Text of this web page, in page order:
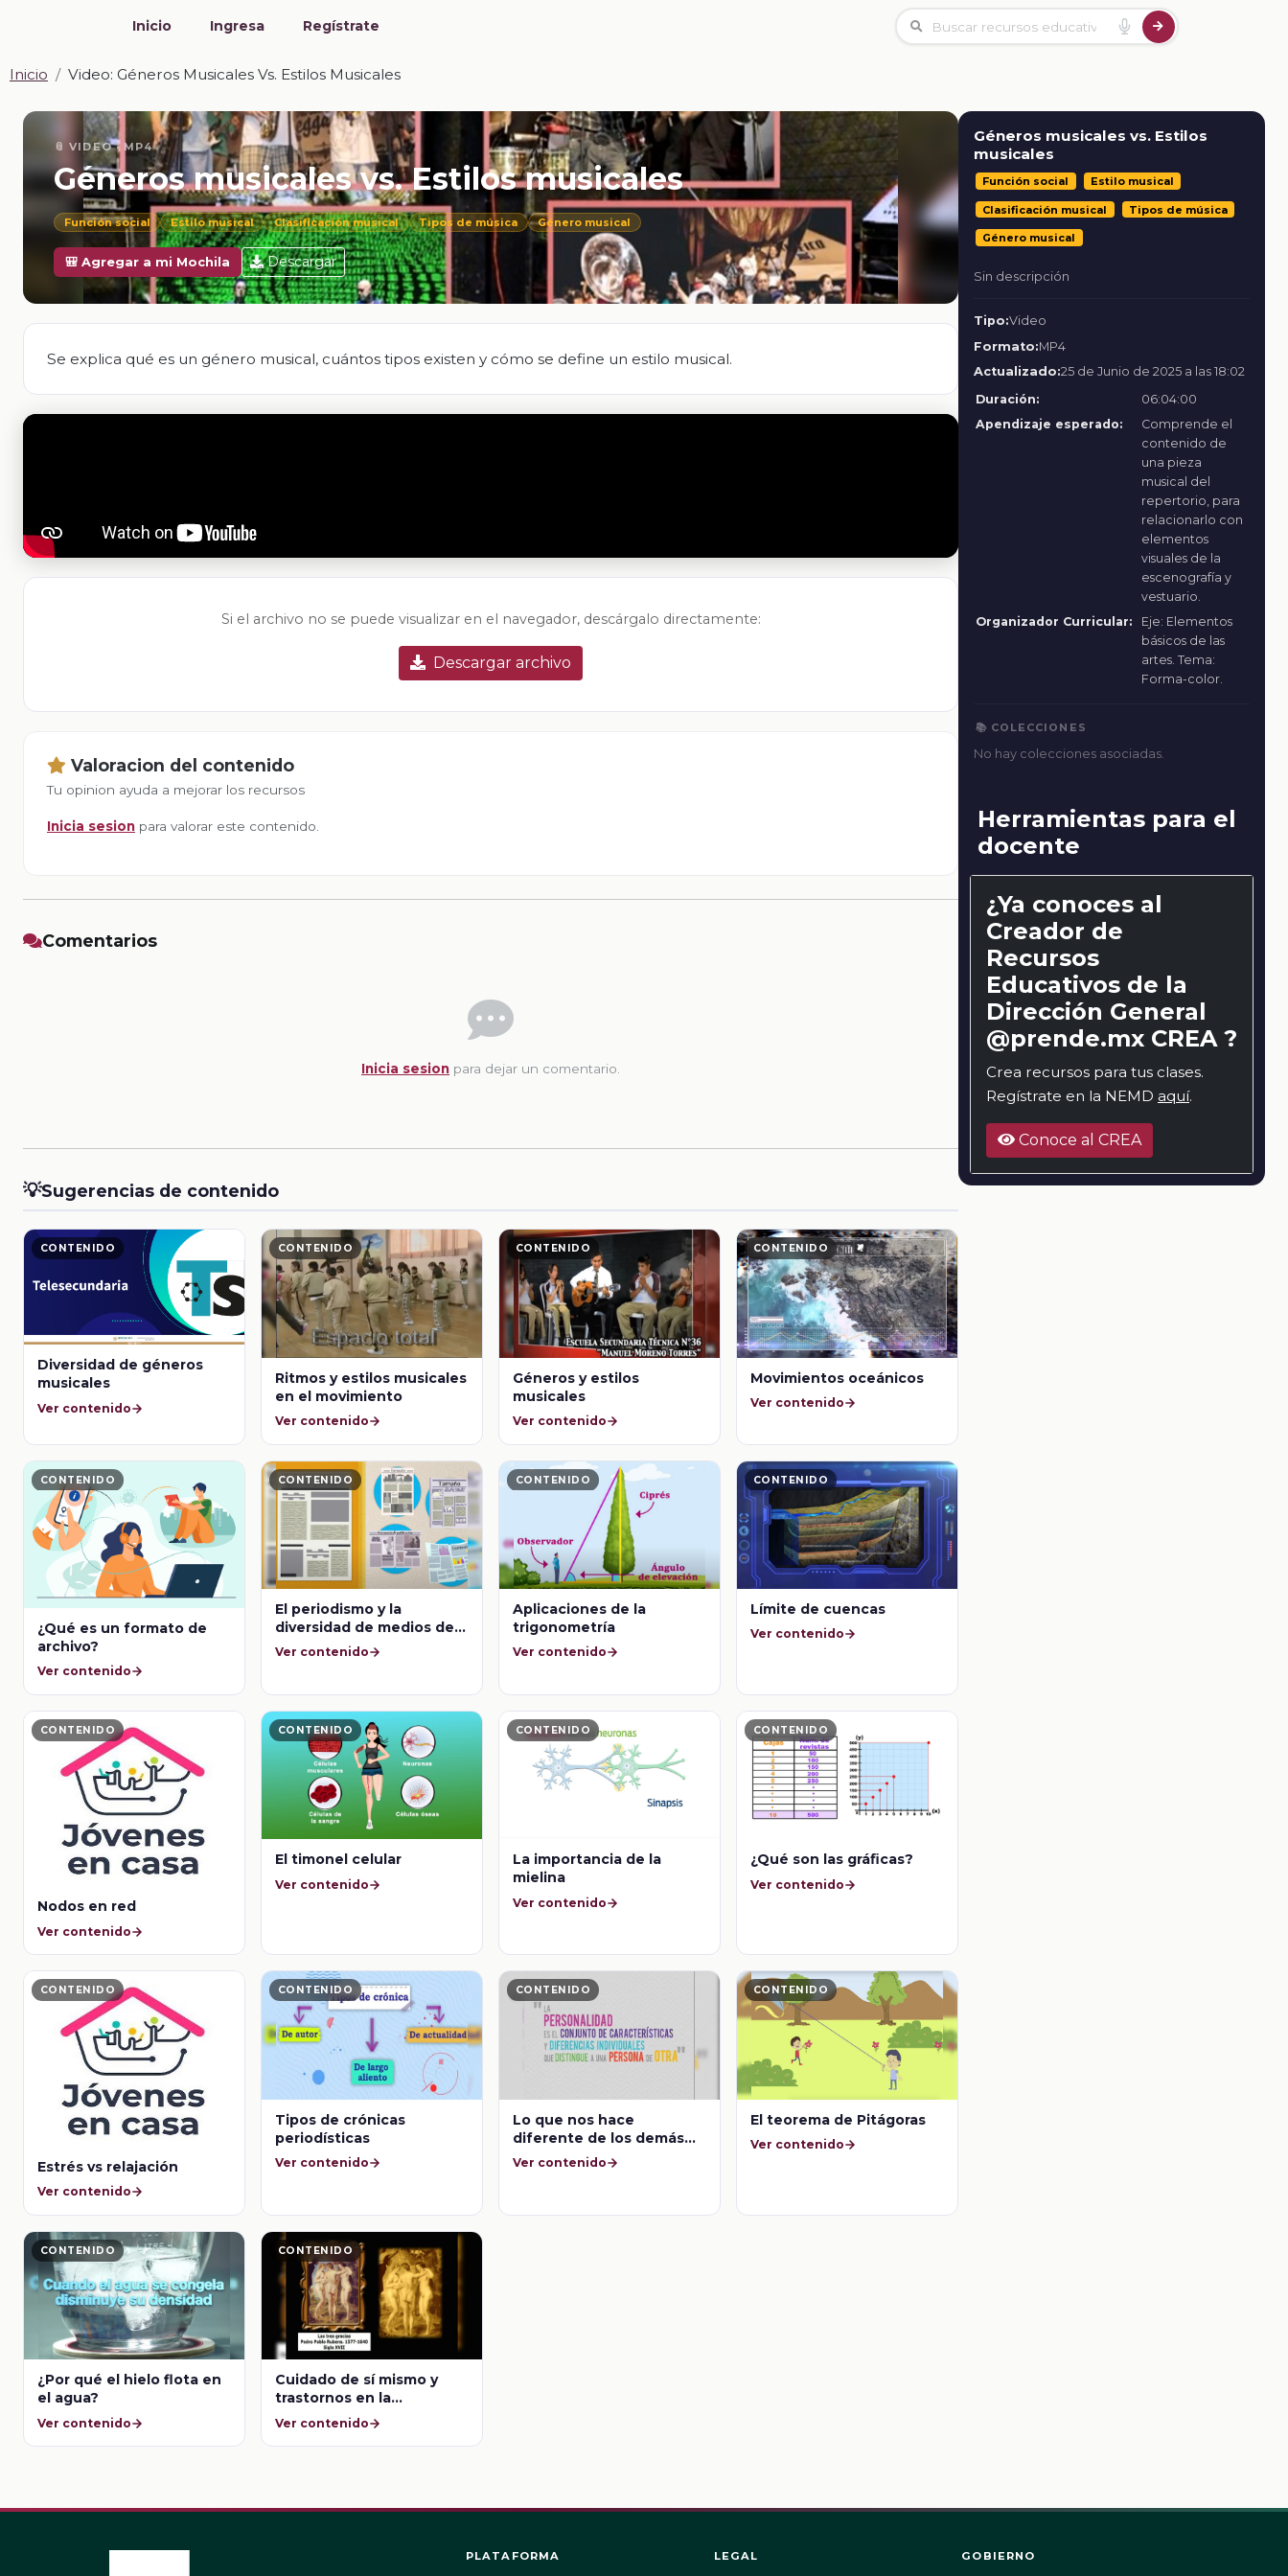
Inicio Ingresa Regístrate
Inicio Video: Géneros Musicales Vs. Estilos Musicales
📎 VIDEO · MP4
Géneros musicales vs. Estilos musicales
Función social Estilo musical Clasificación musical Tipos de música Género musical
🎒 Agregar a mi Mochila Descargar
Se explica qué es un género musical, cuántos tipos existen y cómo se define un estilo musical.
Si el archivo no se puede visualizar en el navegador, descárgalo directamente:
Descargar archivo
Valoracion del contenido
Tu opinion ayuda a mejorar los recursos
Inicia sesion para valorar este contenido.
Comentarios
Inicia sesion para dejar un comentario.
💡Sugerencias de contenido
CONTENIDO
Diversidad de géneros
musicales
Ver contenido
CONTENIDO
Ritmos y estilos musicales
en el movimiento
Ver contenido
CONTENIDO
Géneros y estilos
musicales
Ver contenido
CONTENIDO
Movimientos oceánicos
Ver contenido
CONTENIDO
¿Qué es un formato de
archivo?
Ver contenido
CONTENIDO
El periodismo y la
diversidad de medios de
comunicación
Ver contenido
CONTENIDO
Aplicaciones de la
trigonometría
Ver contenido
CONTENIDO
Límite de cuencas
Ver contenido
CONTENIDO
Nodos en red
Ver contenido
CONTENIDO
El timonel celular
Ver contenido
CONTENIDO
La importancia de la
mielina
Ver contenido
CONTENIDO
¿Qué son las gráﬁcas?
Ver contenido
CONTENIDO
Estrés vs relajación
Ver contenido
CONTENIDO
Tipos de crónicas
periodísticas
Ver contenido
CONTENIDO
Lo que nos hace
diferente de los demás…
Ver contenido
CONTENIDO
El teorema de Pitágoras
Ver contenido
CONTENIDO
¿Por qué el hielo flota en
el agua?
Ver contenido
CONTENIDO
Cuidado de sí mismo y
trastornos en la
alimentación
Ver contenido
Géneros musicales vs. Estilos
musicales
Función social Estilo musical
Clasificación musical Tipos de música
Género musical
Sin descripción
Tipo:Video
Formato:MP4
Actualizado:25 de Junio de 2025 a las 18:02
Duración:
06:04:00
Apendizaje esperado:
Comprende el
contenido de
una pieza
musical del
repertorio, para
relacionarlo con
elementos
visuales de la
escenografía y
vestuario.
Organizador Curricular:
Eje: Elementos
básicos de las
artes. Tema:
Forma-color.
📚 COLECCIONES
No hay colecciones asociadas.
Herramientas para el
docente
¿Ya conoces al
Creador de
Recursos
Educativos de la
Dirección General
@prende.mx CREA ?
Crea recursos para tus clases.
Regístrate en la NEMD aquí.
Conoce al CREA
PLATAFORMA LEGAL GOBIERNO